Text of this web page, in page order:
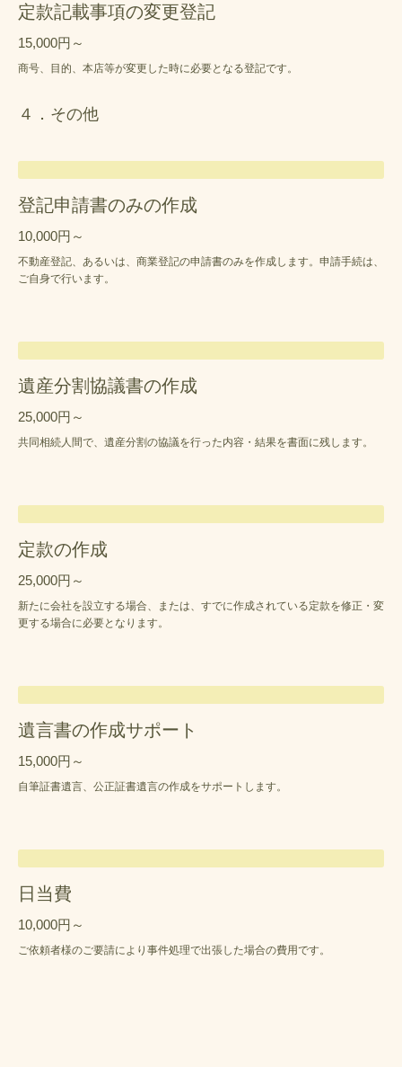
定款記載事項の変更登記
15,000円～
商号、目的、本店等が変更した時に必要となる登記です。
４．その他
登記申請書のみの作成
10,000円～
不動産登記、あるいは、商業登記の申請書のみを作成します。申請手続は、
ご自身で行います。
遺産分割協議書の作成
25,000円～
共同相続人間で、遺産分割の協議を行った内容・結果を書面に残します。
定款の作成
25,000円～
新たに会社を設立する場合、または、すでに作成されている定款を修正・変
更する場合に必要となります。
遺言書の作成サポート
15,000円～
自筆証書遺言、公正証書遺言の作成をサポートします。
日当費
10,000円～
ご依頼者様のご要請により事件処理で出張した場合の費用です。